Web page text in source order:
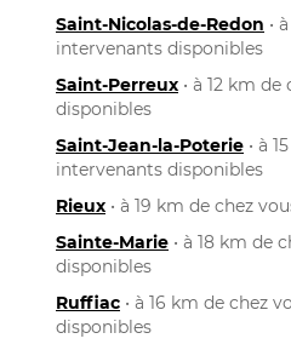
Saint-Nicolas-de-Redon •
intervenants disponibles
Saint-Perreux • à 12 km
disponibles
Saint-Jean-la-Poterie • à
intervenants disponibles
Rieux • à 19 km de chez
Sainte-Marie • à 18 km de
disponibles
Ruffiac • à 16 km de chez
disponibles